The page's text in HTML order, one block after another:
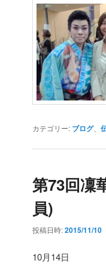
カテゴリー: ブログ、
第73回凜
員)
投稿日時:2015/11/10
10月14日